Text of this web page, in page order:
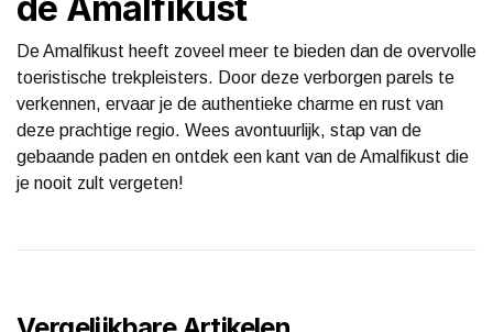
De Amalfikust heeft zoveel meer te bieden dan de overvolle
toeristische trekpleisters. Door deze verborgen parels te
verkennen, ervaar je de authentieke charme en rust van
deze prachtige regio. Wees avontuurlijk, stap van de
gebaande paden en ontdek een kant van de Amalfikust die
je nooit zult vergeten!